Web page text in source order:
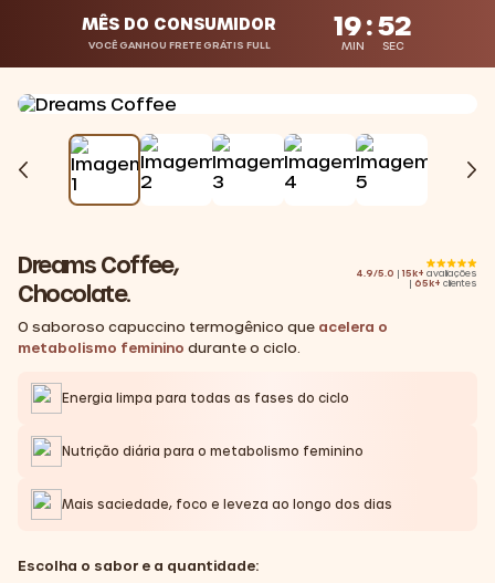
MÊS DO CONSUMIDOR
VOCÊ GANHOU FRETE GRÁTIS FULL
19:50
MIN SEC
Dreams Coffee,
Chocolate.
4.9/5.0 | 15k+ avaliações
| 65k+ clientes
O saboroso capuccino termogênico que acelera o
metabolismo feminino durante o ciclo.
Energia limpa para todas as fases do ciclo
Nutrição diária para o metabolismo feminino
Mais saciedade, foco e leveza ao longo dos dias
Escolha o sabor e a quantidade: